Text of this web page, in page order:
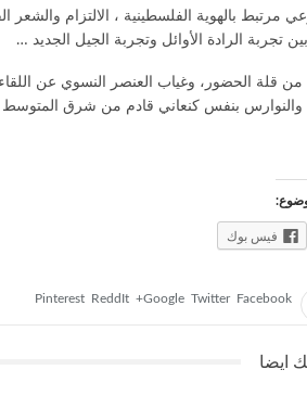
تجربة الرادة الأوائل وتجربة الجيل الجديد …
قلة الحضور، وغياب العنصر النسوي عن
والنوارس بنفس كنعاني قادم من شرق
فيس بوك
Facebook
Twitter
Google+
ReddIt
Pinterest
ايضا